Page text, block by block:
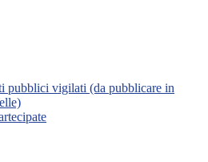
pubblici vigilati (da pubblicare in